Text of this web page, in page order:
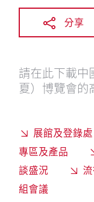
分享
請在此下載中
夏）博覽會的
展館及登錄處
專區及產品
談盛況
組會議